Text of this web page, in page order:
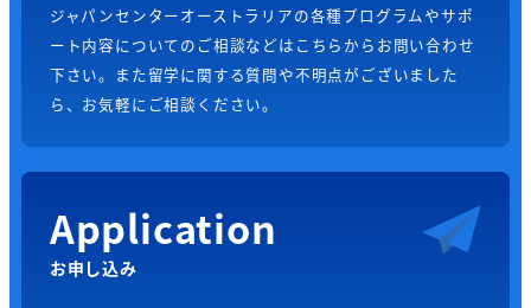
ジャパンセンターオーストラリアの各種プログラムやサポ
ート内容についてのご相談などはこちらからお問い合わせ
下さい。また留学に関する質問や不明点がございました
ら、お気軽にご相談ください。
Application
お申し込み